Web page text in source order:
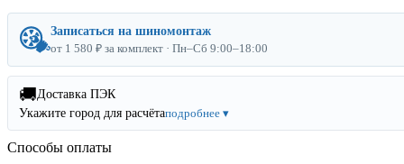
Записаться на шиномонтаж
от 1 580 ₽ за комплект · Пн–Сб 9:00–18:00
🚚Доставка ПЭК
Укажите город для расчётаподробнее ▾
Способы оплаты